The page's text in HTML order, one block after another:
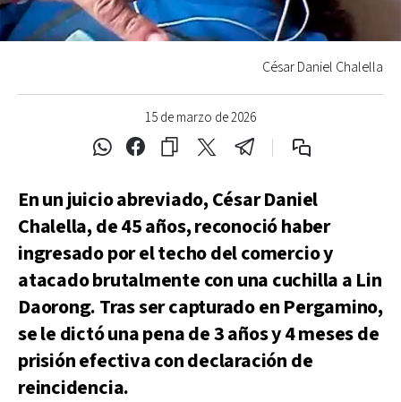
15 de marzo de 2026
César Daniel Chalella
En un juicio abreviado, César Daniel
Chalella, de 45 años, reconoció haber
ingresado por el techo del comercio y
atacado brutalmente con una cuchilla a Lin
Daorong. Tras ser capturado en Pergamino,
se le dictó una pena de 3 años y 4 meses de
prisión efectiva con declaración de
reincidencia.